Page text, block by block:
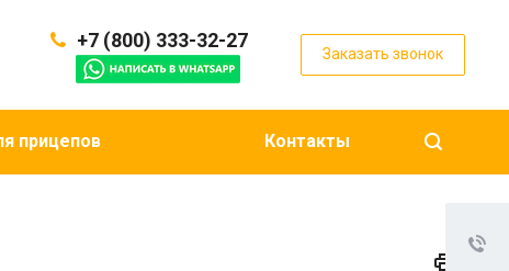
+7 (800) 333-32-27
Заказать звонок
прицепов Контакты